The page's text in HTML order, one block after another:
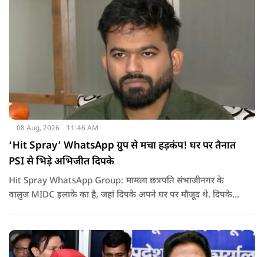
08 Aug, 2026 11:46 AM
‘Hit Spray’ WhatsApp ग्रुप से मचा हड़कंप! घर पर तैनात
PSI से भिड़े अभिजीत दिपके
Hit Spray WhatsApp Group: मामला छत्रपति संभाजीनगर के
वालुज MIDC इलाके का है, जहां दिपके अपने घर पर मौजूद थे. दिपके
को लेकर दिपके की पुलिस अधिकारी से तीखी बहस हो गई.